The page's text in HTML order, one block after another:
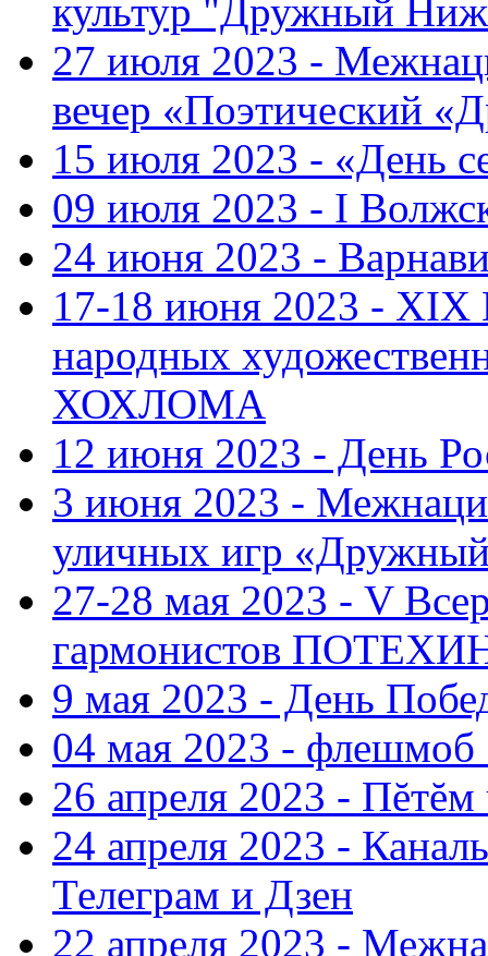
культур "Дружный
27 июля 2023 -
вечер «Поэтический
15 июля 2023 - «День
09 июля 2023 - I
24 июня 2023 -
17-18 июня 2023 - XIX
народных
ХОХЛОМА
12 июня 2023 - День
3 июня 2023 -
уличных игр
27-28 мая 2023 - V
гармонистов
9 мая 2023 - День
04 мая 2023 - флешмоб
26 апреля 2023 -
24 апреля 2023 -
Телеграм и Дзен
22 апреля 2023 -